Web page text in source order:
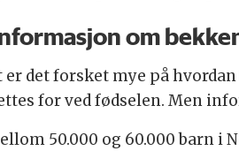
om
er det forsket mye på
for ved fødselen. Men
50.000 og 60.000 barn